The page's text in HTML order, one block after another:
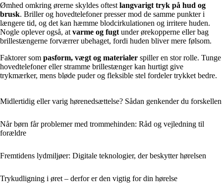
Ømhed omkring ørerne skyldes oftest langvarigt tryk på hud og
brusk. Briller og hovedtelefoner presser mod de samme punkter i
længere tid, og det kan hæmme blodcirkulationen og irritere huden.
Nogle oplever også, at varme og fugt under ørekopperne eller bag
brillestængerne forværrer ubehaget, fordi huden bliver mere følsom.
Faktorer som pasform, vægt og materialer spiller en stor rolle. Tunge
hovedtelefoner eller stramme brillestænger kan hurtigt give
trykmærker, mens bløde puder og fleksible stel fordeler trykket bedre.
Midlertidig eller varig hørenedsættelse? Sådan genkender du forskellen
Når børn får problemer med trommehinden: Råd og vejledning til
forældre
Fremtidens lydmiljøer: Digitale teknologier, der beskytter hørelsen
Trykudligning i øret – derfor er den vigtig for din hørelse